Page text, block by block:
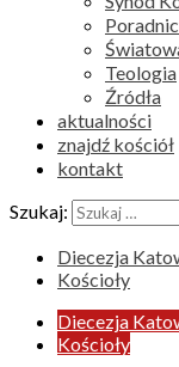
Teologia
Źródła
aktualności
znajdź kościół
kontakt
Szukaj:
Diecezja
Kościoły
Diecezja
Kościoły